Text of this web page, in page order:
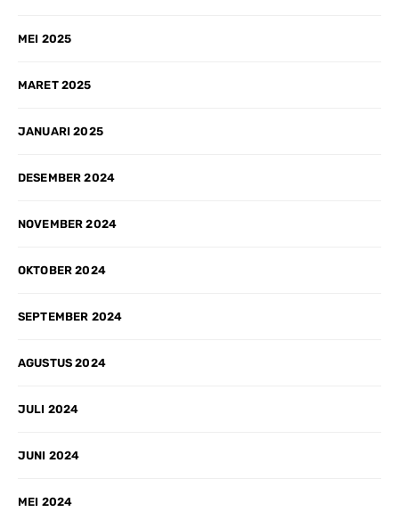
MEI 2025
MARET 2025
JANUARI 2025
DESEMBER 2024
NOVEMBER 2024
OKTOBER 2024
SEPTEMBER 2024
AGUSTUS 2024
JULI 2024
JUNI 2024
MEI 2024